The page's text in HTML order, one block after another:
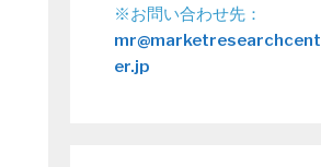
※お問い合わせ先：
mr@marketresearchcent
er.jp